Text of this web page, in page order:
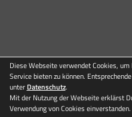
Diese Webseite verwendet Cookies,
Service bieten zu können.
unter Datenschutz.
Mit der Nutzung der Webseite erklärst
Verwendung von Cookies einverstanden.